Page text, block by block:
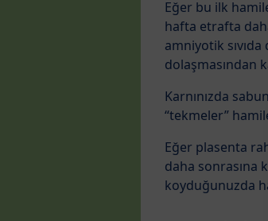
Eğer bu ilk
hafta etrafta
amniyotik
dolaşmasından
Karnınızda
“tekmeler”
Eğer plasenta
daha sonrasına
koyduğunuzda